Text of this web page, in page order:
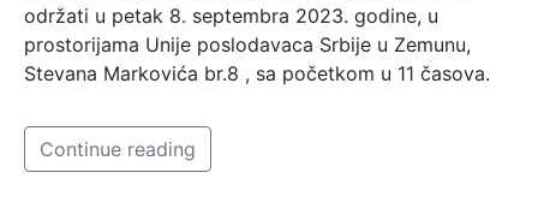
održati u petak 8. septembra 2023. godine, u
prostorijama Unije poslodavaca Srbije u Zemunu,
Stevana Markovića br.8 , sa početkom u 11 časova.
Continue reading